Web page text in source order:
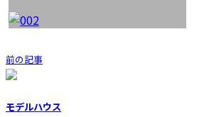
前の記事
モデルハウス